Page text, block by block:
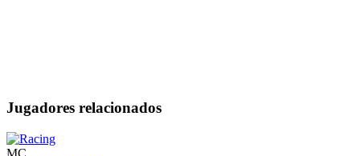
Jugadores relacionados
MC